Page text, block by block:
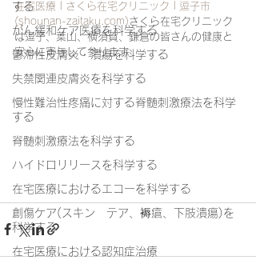
する
がん緩和ケア医療を科学する
鬱滞性皮膚炎・潰瘍を科学する
失禁関連皮膚炎を科学する
慢性難治性疼痛に対する脊髄刺激療法を科学
する
脊髄刺激療法を科学する
ハイドロリリースを科学する
在宅医療におけるエコーを科学する
創傷ケア(スキン テア、褥瘡、下肢潰瘍)を
科学する
在宅医療における認知症治療
在宅医療 | さくら在宅クリニック | 逗子市
(shounan-zaitaku.com)さくら在宅クリニック
は逗子、葉山、横須賀、鎌倉の皆さんの健康と
安心に寄与して参ります